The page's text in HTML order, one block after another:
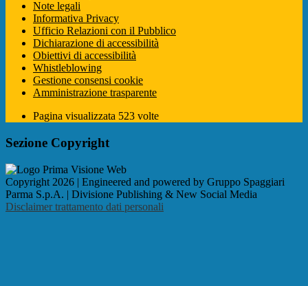
Note legali
Informativa Privacy
Ufficio Relazioni con il Pubblico
Dichiarazione di accessibilità
Obiettivi di accessibilità
Whistleblowing
Gestione consensi cookie
Amministrazione trasparente
Pagina visualizzata 523 volte
Sezione Copyright
Copyright 2026 | Engineered and powered by Gruppo Spaggiari
Parma S.p.A. | Divisione Publishing & New Social Media
Disclaimer trattamento dati personali